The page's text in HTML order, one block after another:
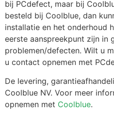
bij PCdefect, maar bij
besteld bij Coolblue, dan
installatie en het onderhoud
eerste aanspreekpunt zijn in
problemen/defecten. Wilt u
u contact opnemen met
De levering,
Coolblue NV. Voor meer
opnemen met Coolblue.